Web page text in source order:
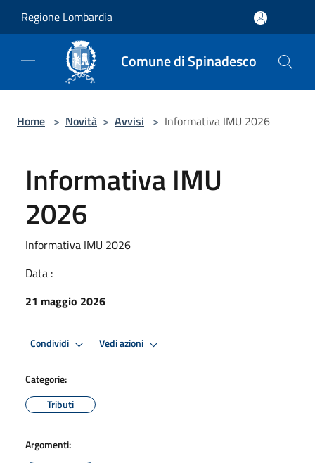
Regione Lombardia
Comune di Spinadesco
Home > Novità > Avvisi > Informativa IMU 2026
Informativa IMU
2026
Informativa IMU 2026
Data :
21 maggio 2026
Condividi Vedi azioni
Categorie:
Tributi
Argomenti: